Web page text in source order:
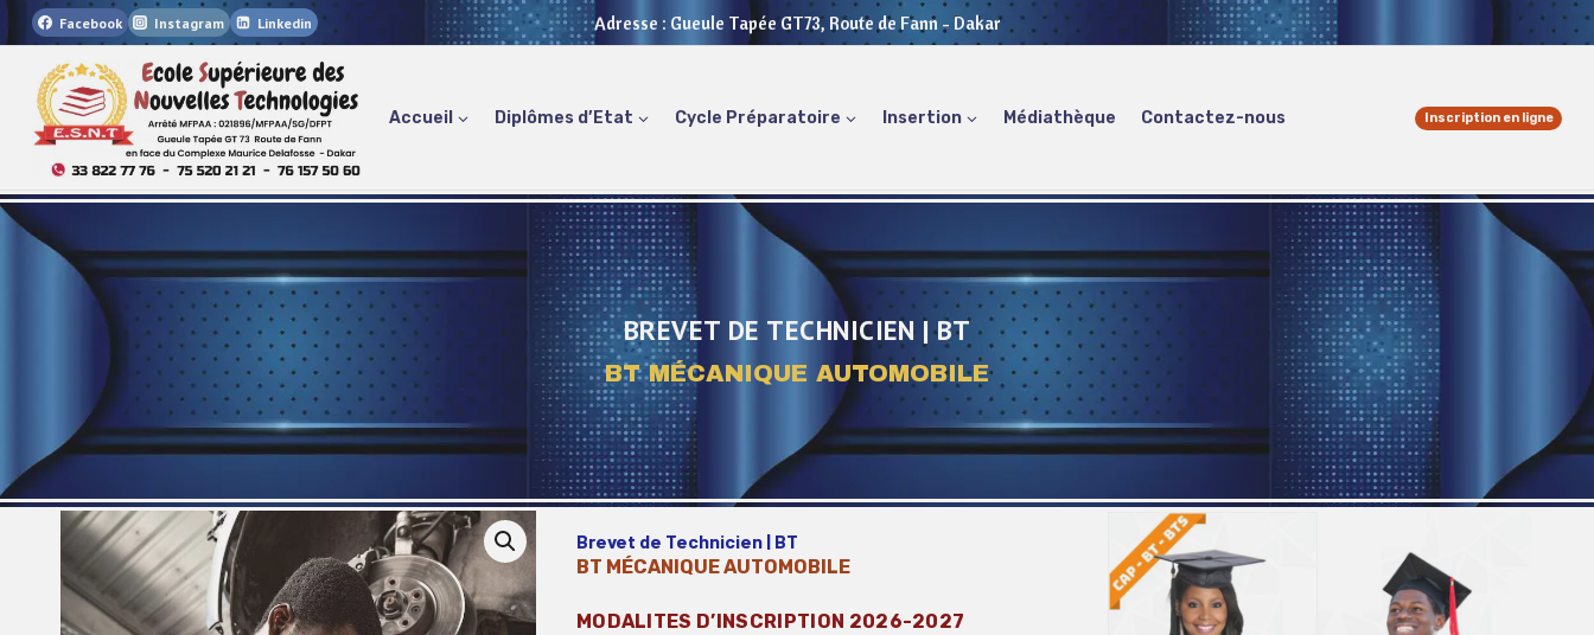
Aller
Facebook Instagram Linkedin Adresse : Gueule Tapée GT73, Route de Fann - Dakar
Accueil Diplômes d’Etat Cycle Préparatoire Insertion Médiathèque Contactez-nous Inscription en ligne
BREVET DE TECHNICIEN | BT
BT MÉCANIQUE AUTOMOBILE
Brevet de Technicien | BT
BT MÉCANIQUE AUTOMOBILE
MODALITES D’INSCRIPTION 2026-2027